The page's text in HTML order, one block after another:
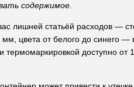
содержимое.
лишней статьёй расходов —
цвета от белого до синего
термомаркировкой доступно